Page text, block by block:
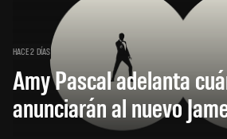
HACE 2 DÍAS
Amy Pascal adelanta
anunciarán al nuevo